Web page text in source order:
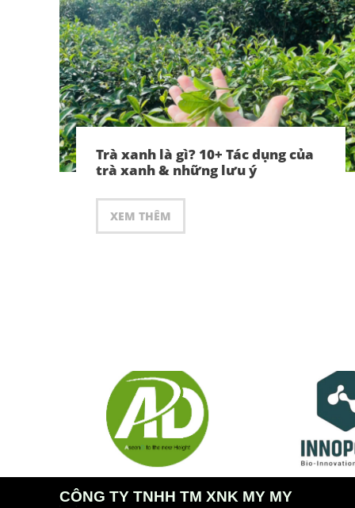
Trà xanh là gì? 10+ Tác dụng của
trà xanh & những lưu ý
XEM THÊM
CÔNG TY TNHH TM XNK MY MY